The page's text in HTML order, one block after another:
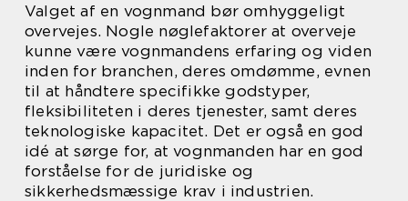
Valget af en vognmand bør omhyggeligt
overvejes. Nogle nøglefaktorer at overveje
kunne være vognmandens erfaring og viden
inden for branchen, deres omdømme, evnen
til at håndtere specifikke godstyper,
fleksibiliteten i deres tjenester, samt deres
teknologiske kapacitet. Det er også en god
idé at sørge for, at vognmanden har en god
forståelse for de juridiske og
sikkerhedsmæssige krav i industrien.